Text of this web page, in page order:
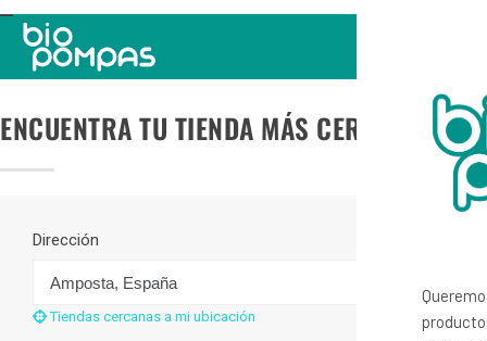
TOGGLE
NAVIGATION
ENCUENTRA TU TIENDA MÁS CERCANA
Dirección
Tiendas cercanas a mi ubicación